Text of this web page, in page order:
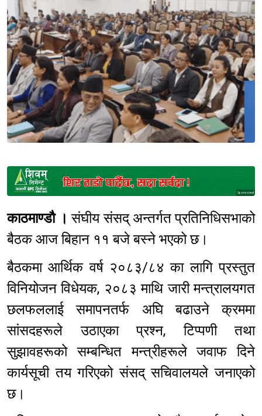
Sponsored
काठमाण्डौ । संघीय संसद् अन्तर्गत प्रतिनिधिसभाको
बैठक आज बिहान ११ बजे बस्ने भएको छ।
बैठकमा आर्थिक वर्ष २०८३/८४ का लागि प्रस्तुत
विनियोजन विधेयक, २०८३ माथि जारी मन्त्रालयगत
छलफललाई समापनतर्फ अघि बढाउने क्रममा
सांसदहरूले उठाएका प्रश्न, टिप्पणी तथा
सुझावहरूको सम्बन्धित मन्त्रीहरूले जवाफ दिने
कार्यसूची तय गरिएको संसद् सचिवालयले जनाएको
छ।